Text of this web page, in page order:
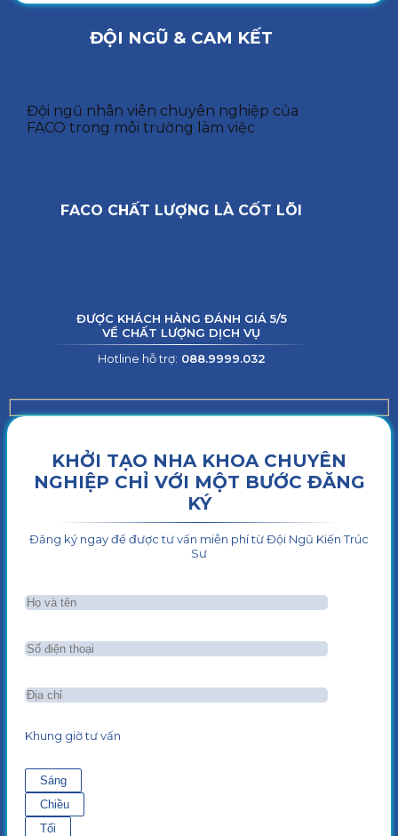
ĐỘI NGŨ & CAM KẾT
Đội ngũ nhân viên chuyên nghiệp của
FACO trong môi trường làm việc
FACO CHẤT LƯỢNG LÀ CỐT LÕI
ĐƯỢC KHÁCH HÀNG ĐÁNH GIÁ 5/5
VỀ CHẤT LƯỢNG DỊCH VỤ
Hotline hỗ trợ: 088.9999.032
KHỞI TẠO NHA KHOA CHUYÊN
NGHIỆP CHỈ VỚI MỘT BƯỚC ĐĂNG
KÝ
Đăng ký ngay để được tư vấn miễn phí từ Đội Ngũ Kiến Trúc
Sư
Khung giờ tư vấn
Sáng
Chiều
Tối